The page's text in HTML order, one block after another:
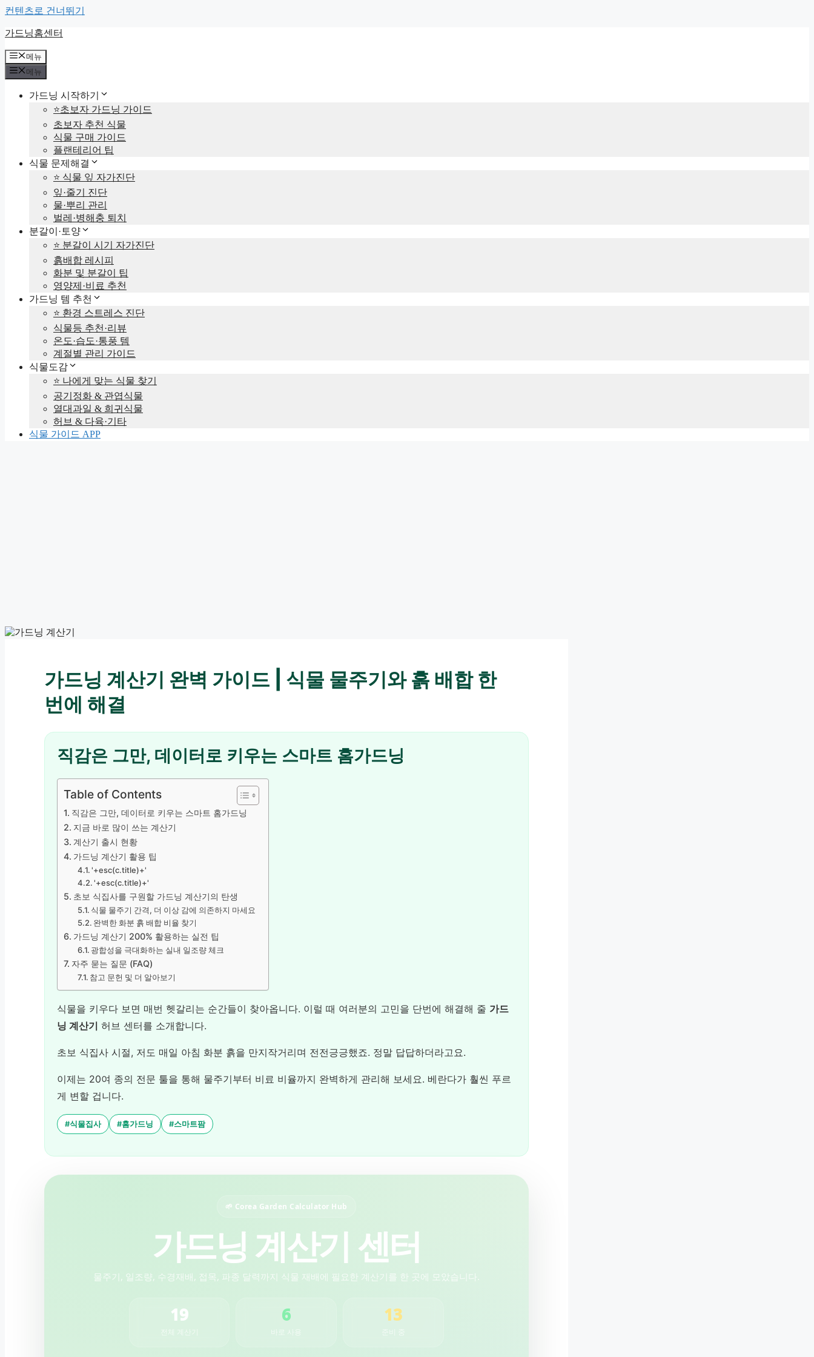
컨텐츠로 건너뛰기
가드닝홈센터
메뉴
메뉴
가드닝 시작하기
⭐초보자 가드닝 가이드
초보자 추천 식물
식물 구매 가이드
플랜테리어 팁
식물 문제해결
⭐ 식물 잎 자가진단
잎·줄기 진단
물·뿌리 관리
벌레·병해충 퇴치
분갈이·토양
⭐ 분갈이 시기 자가진단
흙배합 레시피
화분 및 분갈이 팁
영양제·비료 추천
가드닝 템 추천
⭐ 환경 스트레스 진단
식물등 추천·리뷰
온도·습도·통풍 템
계절별 관리 가이드
식물도감
⭐ 나에게 맞는 식물 찾기
공기정화 & 관엽식물
열대과일 & 희귀식물
허브 & 다육·기타
식물 가이드 APP
가드닝 계산기 완벽 가이드 | 식물 물주기와 흙 배합 한
번에 해결
직감은 그만, 데이터로 키우는 스마트 홈가드닝
Table of Contents
직감은 그만, 데이터로 키우는 스마트 홈가드닝
지금 바로 많이 쓰는 계산기
계산기 출시 현황
가드닝 계산기 활용 팁
'+esc(c.title)+'
'+esc(c.title)+'
초보 식집사를 구원할 가드닝 계산기의 탄생
식물 물주기 간격, 더 이상 감에 의존하지 마세요
완벽한 화분 흙 배합 비율 찾기
가드닝 계산기 200% 활용하는 실전 팁
광합성을 극대화하는 실내 일조량 체크
자주 묻는 질문 (FAQ)
참고 문헌 및 더 알아보기
식물을 키우다 보면 매번 헷갈리는 순간들이 찾아옵니다. 이럴 때 여러분의 고민을 단번에 해결해 줄 가드
닝 계산기 허브 센터를 소개합니다.
초보 식집사 시절, 저도 매일 아침 화분 흙을 만지작거리며 전전긍긍했죠. 정말 답답하더라고요.
이제는 20여 종의 전문 툴을 통해 물주기부터 비료 비율까지 완벽하게 관리해 보세요. 베란다가 훨씬 푸르
게 변할 겁니다.
#식물집사 #홈가드닝 #스마트팜
🌱 Corea Garden Calculator Hub
가드닝 계산기 센터
물주기, 일조량, 수경재배, 접목, 파종 달력까지 식물 재배에 필요한 계산기를 한 곳에 모았습니다.
19
전체 계산기
6
바로 사용
13